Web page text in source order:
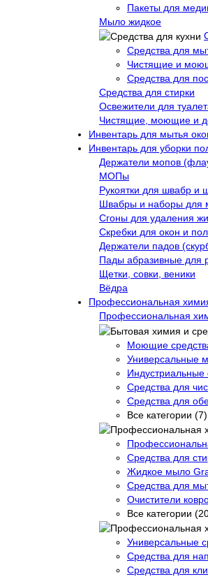
Пакеты для
Мыло жидкое
Средства для
Чистящие и
Средства для
Средства для стирки
Освежители для
Чистящие, моющие и
Инвентарь для мытья
Инвентарь для уборки
Держатели мопов
МОПы
Рукоятки для швабр и
Швабры и наборы для
Сгоны для удаления
Скребки для окон и
Держатели падов
Пады абразивные для
Щетки, совки, веники
Вёдра
Профессиональная
Профессиональная
Моющие
Универсальные
Индустриальные
Средства для
Средства для
Все категории (7)
Средства для
Жидкое мыло
Средства для
Очистители
Все категории
Универсальные
Средства для
Средства для